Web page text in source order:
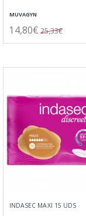
MUVAGYN
14,80€ 25,33€
INDASEC MAXI 15 UDS